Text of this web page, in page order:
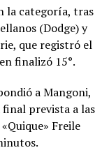
la categoría, tras
(Dodge) y
que registró el
finalizó 15°.
a Mangoni,
prevista a las
Freile